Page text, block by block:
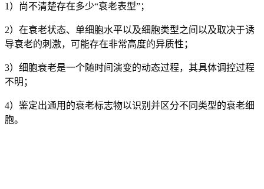
1）尚不清楚存在多少“衰老表型”；
2）在衰老状态、单细胞水平以及细胞类型之间以及取决于诱
导衰老的刺激，可能存在非常高度的异质性；
3）细胞衰老是一个随时间演变的动态过程，其具体调控过程
不明；
4）鉴定出通用的衰老标志物以识别并区分不同类型的衰老细
胞。